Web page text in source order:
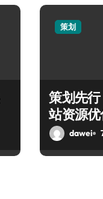
策划
策划先
站资源
dawei